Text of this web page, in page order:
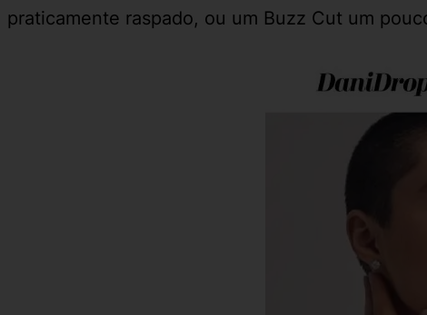
praticamente raspado, ou um Buzz Cut um